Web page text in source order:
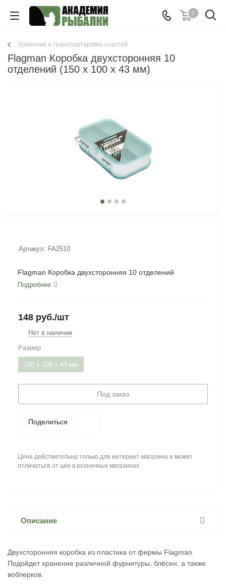
0
Хранение и транспортировка снастей
Flagman Коробка двухсторонняя 10
отделений (150 x 100 x 43 мм)
Артикул: FA2510
Flagman Коробка двухсторонняя 10 отделений
Подробнее
148 руб./шт
Нет в наличии
Размер
150 x 100 x 43 мм
Под заказ
Поделиться
Цена действительна только для интернет-магазина и может
отличаться от цен в розничных магазинах
Описание
Двухсторонняя коробка из пластика от фирмы Flagman.
Подойдет хранение различной фурнитуры, блёсен, а также
воблерков.